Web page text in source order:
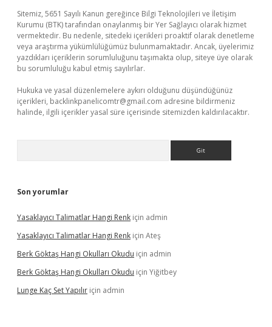
Sitemiz, 5651 Sayılı Kanun gereğince Bilgi Teknolojileri ve İletişim
Kurumu (BTK) tarafından onaylanmış bir Yer Sağlayıcı olarak hizmet
vermektedir. Bu nedenle, sitedeki içerikleri proaktif olarak denetleme
veya araştırma yükümlülüğümüz bulunmamaktadır. Ancak, üyelerimiz
yazdıkları içeriklerin sorumluluğunu taşımakta olup, siteye üye olarak
bu sorumluluğu kabul etmiş sayılırlar.
Hukuka ve yasal düzenlemelere aykırı olduğunu düşündüğünüz
içerikleri, backlinkpanelicomtr@gmail.com adresine bildirmeniz
halinde, ilgili içerikler yasal süre içerisinde sitemizden kaldırılacaktır.
Son yorumlar
Yasaklayıcı Talimatlar Hangi Renk için admin
Yasaklayıcı Talimatlar Hangi Renk için Ateş
Berk Göktaş Hangi Okulları Okudu için admin
Berk Göktaş Hangi Okulları Okudu için Yiğitbey
Lunge Kaç Set Yapılır için admin